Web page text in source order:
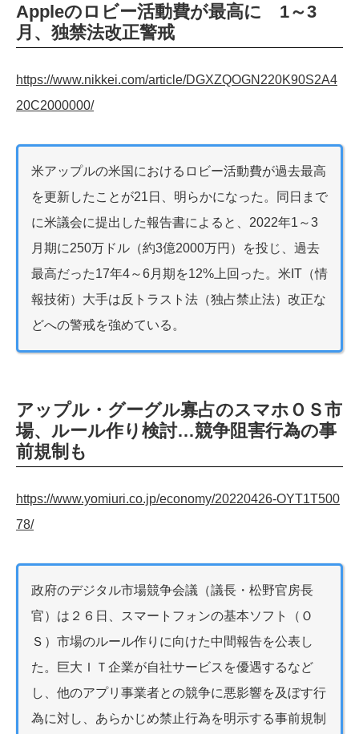
Appleのロビー活動費が最高に 1～3
月、独禁法改正警戒
https://www.nikkei.com/article/DGXZQOGN220K90S2A4
20C2000000/
米アップルの米国におけるロビー活動費が過去最高
を更新したことが21日、明らかになった。同日まで
に米議会に提出した報告書によると、2022年1～3
月期に250万ドル（約3億2000万円）を投じ、過去
最高だった17年4～6月期を12%上回った。米IT（情
報技術）大手は反トラスト法（独占禁止法）改正な
どへの警戒を強めている。
アップル・グーグル寡占のスマホＯＳ市
場、ルール作り検討…競争阻害行為の事
前規制も
https://www.yomiuri.co.jp/economy/20220426-OYT1T500
78/
政府のデジタル市場競争会議（議長・松野官房長
官）は２６日、スマートフォンの基本ソフト（Ｏ
Ｓ）市場のルール作りに向けた中間報告を公表し
た。巨大ＩＴ企業が自社サービスを優遇するなど
し、他のアプリ事業者との競争に悪影響を及ぼす行
為に対し、あらかじめ禁止行為を明示する事前規制